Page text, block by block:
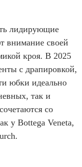
лидирующие
внимание своей
кроя. В 2025
с драпировкой,
юбки идеально
так и
со
у Bottega Veneta,